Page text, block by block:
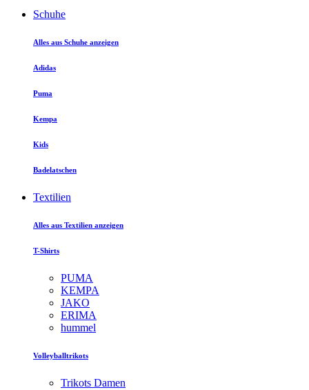
Schuhe
Alles aus Schuhe anzeigen
Adidas
Puma
Kempa
Kids
Badelatschen
Textilien
Alles aus Textilien anzeigen
T-Shirts
PUMA
KEMPA
JAKO
ERIMA
hummel
Volleyballtrikots
Trikots Damen